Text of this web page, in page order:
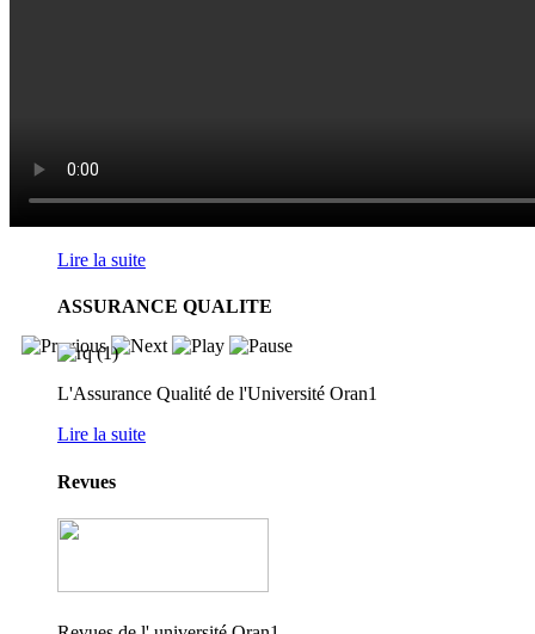
Lire la suite
ASSURANCE QUALITE
L'Assurance Qualité de l'Université Oran1
Lire la suite
Revues